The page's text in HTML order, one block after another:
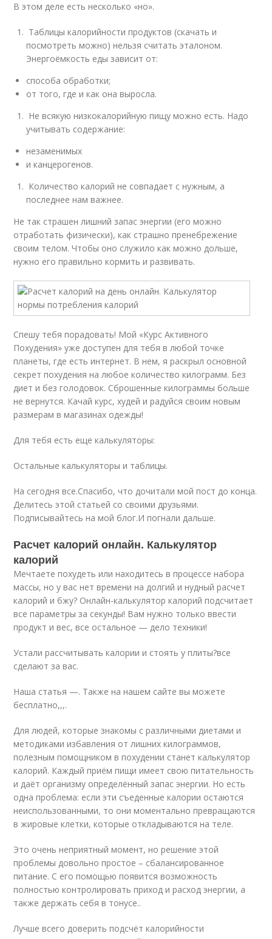
В этом деле есть несколько «но».
Таблицы калорийности продуктов (скачать и
посмотреть можно) нельзя считать эталоном.
Энергоёмкость еды зависит от:
способа обработки;
от того, где и как она выросла.
Не всякую низкокалорийную пищу можно есть. Надо
учитывать содержание:
незаменимых
и канцерогенов.
Количество калорий не совпадает с нужным, а
последнее нам важнее.
Не так страшен лишний запас энергии (его можно
отработать физически), как страшно пренебрежение
своим телом. Чтобы оно служило как можно дольше,
нужно его правильно кормить и развивать.
Спешу тебя порадовать! Мой «Курс Активного
Похудения» уже доступен для тебя в любой точке
планеты, где есть интернет. В нем, я раскрыл основной
секрет похудения на любое количество килограмм. Без
диет и без голодовок. Сброшенные килограммы больше
не вернутся. Качай курс, худей и радуйся своим новым
размерам в магазинах одежды!
Для тебя есть еще калькуляторы:
Остальные калькуляторы и таблицы.
На сегодня все.Спасибо, что дочитали мой пост до конца.
Делитесь этой статьей со своими друзьями.
Подписывайтесь на мой блог.И погнали дальше.
Расчет калорий онлайн. Калькулятор
калорий
Мечтаете похудеть или находитесь в процессе набора
массы, но у вас нет времени на долгий и нудный расчет
калорий и бжу? Онлайн-калькулятор калорий подсчитает
все параметры за секунды! Вам нужно только ввести
продукт и вес, все остальное — дело техники!
Устали рассчитывать калории и стоять у плиты?все
сделают за вас.
Наша статья —. Также на нашем сайте вы можете
бесплатно,,,.
Для людей, которые знакомы с различными диетами и
методиками избавления от лишних килограммов,
полезным помощником в похудении станет калькулятор
калорий. Каждый приём пищи имеет свою питательность
и даёт организму определённый запас энергии. Но есть
одна проблема: если эти съеденные калории остаются
неиспользованными, то они моментально превращаются
в жировые клетки, которые откладываются на теле.
Это очень неприятный момент, но решение этой
проблемы довольно простое – сбалансированное
питание. С его помощью появится возможность
полностью контролировать приход и расход энергии, а
также держать себя в тонусе..
Лучше всего доверить подсчёт калорийности